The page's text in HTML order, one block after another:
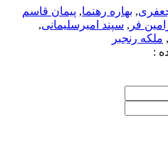
, بهاره رهنما, پیمان قاسم
فر , سپند امیرسلیمانی,
, ملکه رنجبر
: